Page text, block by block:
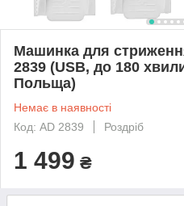
Машинка для
2839 (USB, до 180
Польща)
Немає в наявності
Код: AD 2839
Роздріб
1 499 ₴